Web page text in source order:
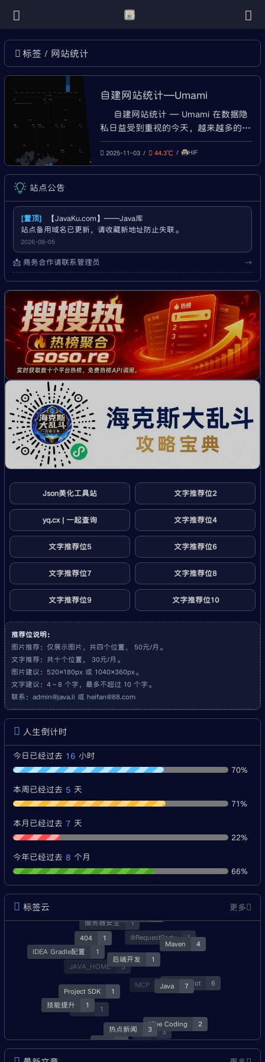
标签 网站统计
自建网站统计—Umami
自建网站统计 — Umami 在数据隐
私日益受到重视的今天，越来越多的网
站运营者开始放弃 Google Analytics 等
第三方统计服务，转而选择自建、轻
量、开源的替代方案。Umami 正是其
——不使用 Cookie，不追踪用户行为
2025-11-03 44.3℃ HiF
站点公告
[置顶]
【JavaKu.com】——Java库
站点备用域名已更新，请收藏新地址防止失联。
2026-08-05
📩 商务合作请联系管理员 →
Json美化工具站 文字推荐位2
yq.cx | 一起查询 文字推荐位4
文字推荐位5 文字推荐位6
文字推荐位7 文字推荐位8
文字推荐位9 文字推荐位10
推荐位说明：
图片推荐：仅展示图片，共四个位置， 50元/月。
文字推荐：共十个位置， 30元/月。
图片建议：520×180px 或 1040×360px。
文字建议：4～8 个字，最多不超过 10 个字。
联系： admin@java.li 或 heifan@88.com
人生倒计时
今日已经过去 16 小时
70%
本周已经过去 5 天
71%
本月已经过去 7 天
22%
今年已经过去 8 个月
66%
标签云 更多
后端开发 1
Java 7
Maven 4
404 1
Project SDK 1
热点新闻 3
Vibe Coding 2
SpringBoot 6
@RequestBody 1
服务器安全 1
IDEA Gradle配置 1
技能提升 1
Skill 1
资源 3
MCP 1
JAVA_HOME 3
就业 1